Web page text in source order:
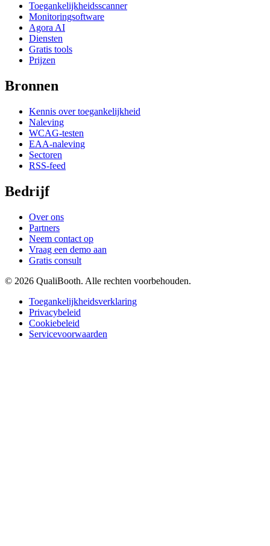
Toegankelijkheidsscanner
Monitoringsoftware
Agora AI
Diensten
Gratis tools
Prijzen
Bronnen
Kennis over toegankelijkheid
Naleving
WCAG-testen
EAA-naleving
Sectoren
RSS-feed
Bedrijf
Over ons
Partners
Neem contact op
Vraag een demo aan
Gratis consult
© 2026 QualiBooth. Alle rechten voorbehouden.
Toegankelijkheidsverklaring
Privacybeleid
Cookiebeleid
Servicevoorwaarden